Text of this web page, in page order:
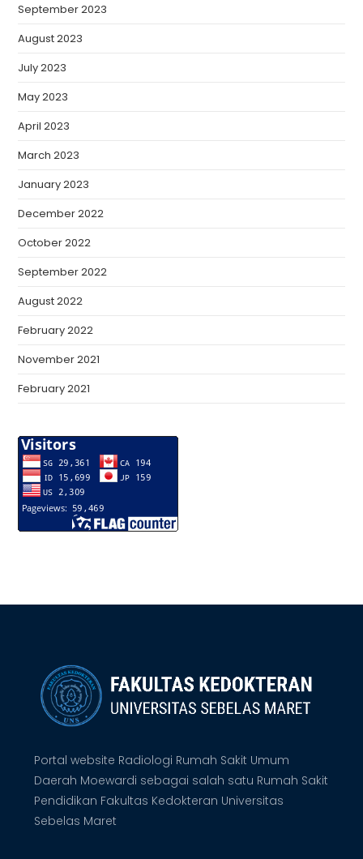
September 2023
August 2023
July 2023
May 2023
April 2023
March 2023
January 2023
December 2022
October 2022
September 2022
August 2022
February 2022
November 2021
February 2021
Portal website Radiologi Rumah Sakit Umum
Daerah Moewardi sebagai salah satu Rumah Sakit
Pendidikan Fakultas Kedokteran Universitas
Sebelas Maret